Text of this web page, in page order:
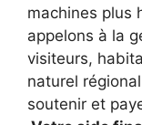
machines plus
appelons à la
visiteurs,
naturel
soutenir et